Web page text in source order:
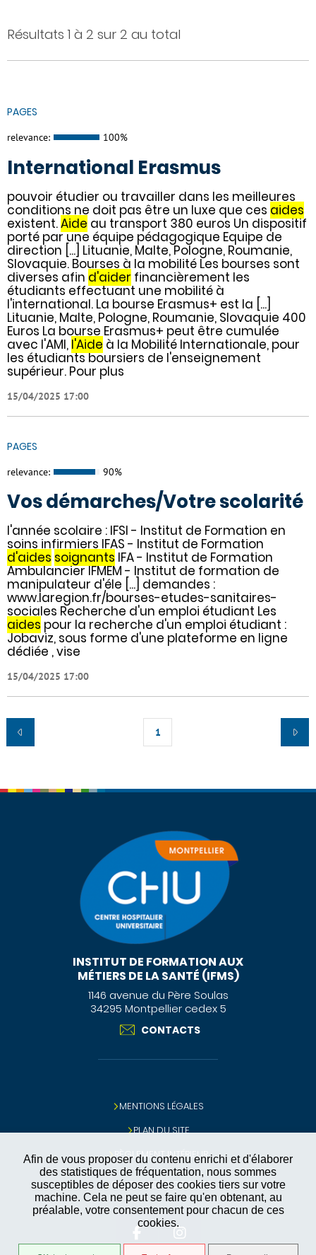
Afin de vous proposer du contenu enrichi et d'élaborer
des statistiques de fréquentation, nous sommes
susceptibles de déposer des cookies tiers sur votre
machine. Cela ne peut se faire qu'en obtenant, au
préalable, votre consentement pour chacun de ces
cookies.
Résultats 1 à 2 sur 2 au total
PAGES
relevance: 100%
International Erasmus
pouvoir étudier ou travailler dans les meilleures
conditions ne doit pas être un luxe que ces aides
existent.Aide au transport 380 euros Un dispositif
porté par une équipe pédagogique Equipe de
direction [...] Lituanie, Malte, Pologne, Roumanie,
Slovaquie. Bourses à la mobilité Les bourses sont
diverses afin d'aider financièrement les
étudiants effectuant une mobilité à
l'international. La bourse Erasmus+ est la [...]
Lituanie, Malte, Pologne, Roumanie, Slovaquie 400
Euros La bourse Erasmus+ peut être cumulée
avec l'AMI, l'Aide à la Mobilité Internationale, pour
les étudiants boursiers de l'enseignement
supérieur. Pour plus
15/04/2025 17:00
PAGES
relevance: 90%
Vos démarches/Votre scolarité
l'année scolaire : IFSI - Institut de Formation en
soins infirmiers IFAS - Institut de Formation
d'aides soignants IFA - Institut de Formation
Ambulancier IFMEM - Institut de formation de
manipulateur d'éle [...] demandes :
www.laregion.fr/bourses-etudes-sanitaires-
sociales Recherche d'un emploi étudiant Les
aides pour la recherche d'un emploi étudiant :
Jobaviz, sous forme d'une plateforme en ligne
dédiée , vise
15/04/2025 17:00
1
INSTITUT DE FORMATION AUX
MÉTIERS DE LA SANTÉ (IFMS)
1146 avenue du Père Soulas
34295 Montpellier cedex 5
CONTACTS
MENTIONS LÉGALES
PLAN DU SITE
RÈGLEMENT INTÉRIEUR
GESTION DES COOKIES